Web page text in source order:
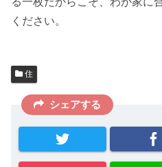
ください。
住
シェアする